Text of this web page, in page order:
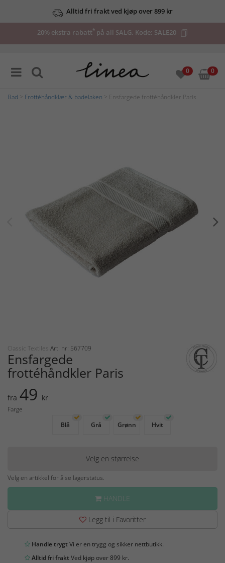
Alltid fri frakt ved kjøp over 899 kr
20% ekstra rabatt* på all SALG. Kode: SALE20
0 0
Bad Frottéhåndklær & badelaken > Ensfargede frottéhåndkler Paris
Classic Textiles Art. nr: 567709
Ensfargede
frottéhåndkler Paris
fra 49 kr
Farge
Blå
Grå Grønn Hvit
Velg en størrelse
Velg en artikkel for å se lagerstatus.
HANDLE
Legg til i Favoritter
Handle trygtVi er en trygg og sikker nettbutikk.
Alltid fri fraktVed kjøp over 899 kr.